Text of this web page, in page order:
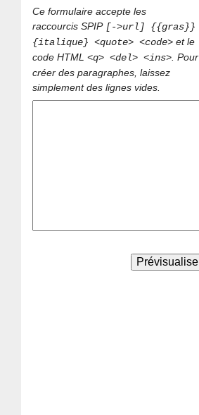
Ce formulaire accepte les
raccourcis SPIP [->url] {{gras}}
{italique} <quote> <code> et le
code HTML<q> <del> <ins>. Pour
créer des paragraphes, laissez
simplement des lignes vides.